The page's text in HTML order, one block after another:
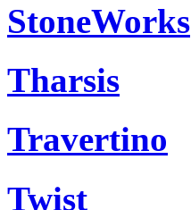
StoneWorks
Tharsis
Travertino
Twist